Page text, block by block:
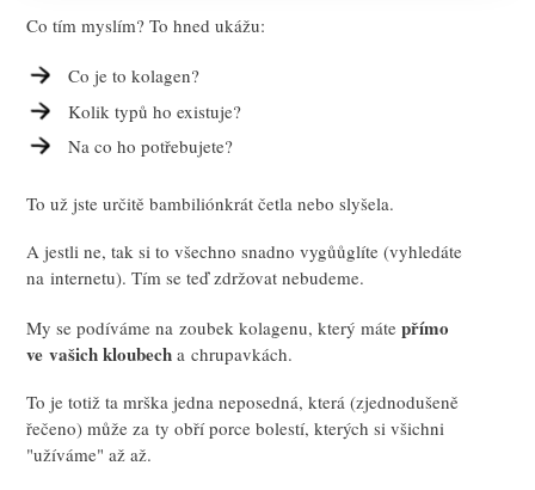
Co tím myslím? To hned ukážu:
Co je to kolagen?
Kolik typů ho existuje?
Na co ho potřebujete?
To už jste určitě bambiliónkrát četla nebo slyšela.
A jestli ne, tak si to všechno snadno vygůůglíte (vyhledáte
na internetu). Tím se teď zdržovat nebudeme.
My se podíváme na zoubek kolagenu, který mátepřímo
ve vašich kloubech a chrupavkách.
To je totiž ta mrška jedna neposedná, která (zjednodušeně
řečeno) může za ty obří porce bolestí, kterých si všichni
"užíváme" až až.